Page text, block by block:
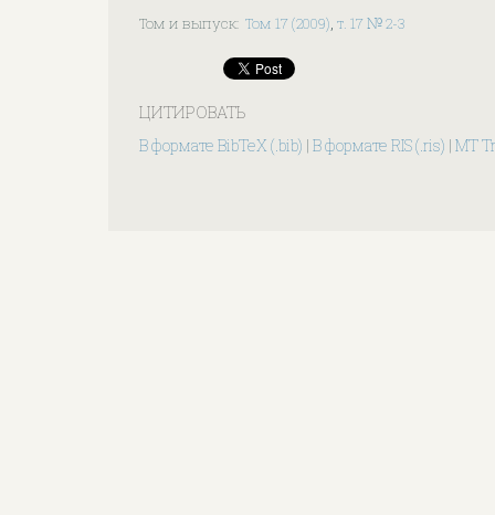
Том и выпуск: Том 17 (2009), т. 17 № 2-3
ЦИТИРОВАТЬ
В формате BibTeX (.bib) | В формате RIS (.ris) | MT